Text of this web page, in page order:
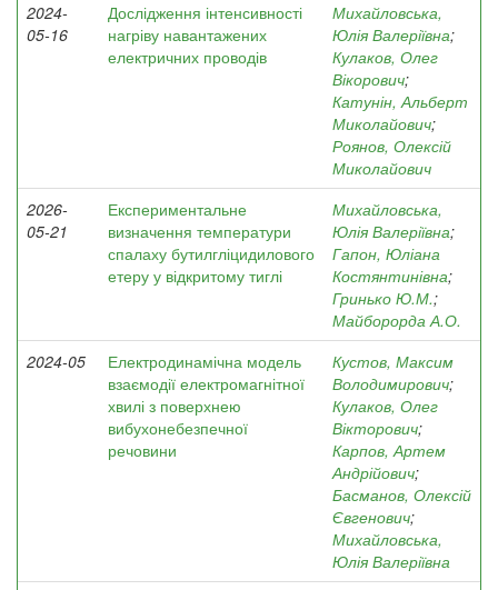
2024-
05-16
Дослідження інтенсивності
нагріву навантажених
електричних проводів
Михайловська,
Юлія Валеріївна;
Кулаков, Олег
Вікорович;
Катунін, Альберт
Миколайович;
Роянов, Олексій
Миколайович
2026-
05-21
Експериментальне
визначення температури
спалаху бутилгліцидилового
етеру у відкритому тиглі
Михайловська,
Юлія Валеріївна;
Гапон, Юліана
Костянтинівна;
Гринько Ю.М.;
Майборорда А.О.
2024-05
Електродинамічна модель
взаємодії електромагнітної
хвилі з поверхнею
вибухонебезпечної
речовини
Кустов, Максим
Володимирович;
Кулаков, Олег
Вікторович;
Карпов, Артем
Андрійович;
Басманов, Олексій
Євгенович;
Михайловська,
Юлія Валеріївна